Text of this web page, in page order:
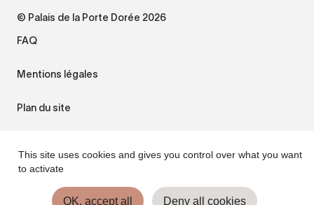
© Palais de la Porte Dorée 2026
FAQ
Mentions légales
Plan du site
Gestion des cookies
This site uses cookies and gives you control over what you want
to activate
OK, accept all Deny all cookies